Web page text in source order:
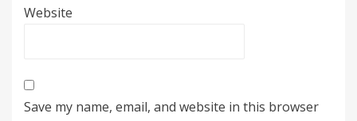
Website
Save my name, email, and website in this browser